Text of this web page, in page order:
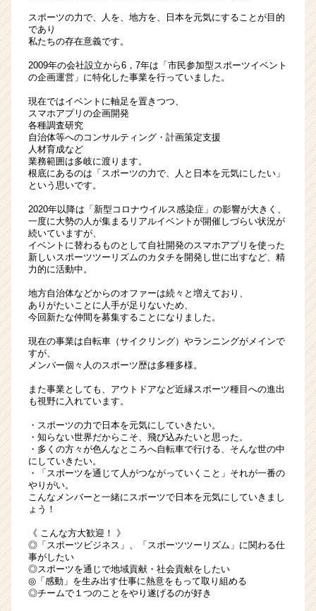
スポーツの力で、人を、地方を、日本を元気にすることが目的
であり
私たちの存在意義です。
2009年の会社設立から6，7年は「市民参加型スポーツイベント
の企画運営」に特化した事業を行っていました。
現在ではイベントに軸足を置きつつ、
スマホアプリの企画開発
各種調査研究
自治体等へのコンサルティング・計画策定支援
人材育成など
業務範囲は多岐に渡ります。
根底にあるのは「スポーツの力で、人と日本を元気にしたい」
という思いです。
2020年以降は「新型コロナウイルス感染症」の影響が大きく、
一度に大勢の人が集まるリアルイベントが開催しづらい状況が
続いていますが、
イベントに替わるものとして自社開発のスマホアプリを使った
新しいスポーツツーリズムのカタチを開発し世に出すなど、精
力的に活動中。
地方自治体などからのオファーは続々と増えており、
ありがたいことに人手が足りないため、
今回新たな仲間を募集することになりました。
現在の事業は自転車（サイクリング）やランニングがメインで
すが、
メンバー個々人のスポーツ歴は多種多様。
また事業としても、アウトドアなど近縁スポーツ種目への進出
も視野に入れています。
・スポーツの力で日本を元気にしていきたい。
・知らない世界だからこそ、飛び込みたいと思った。
・多くの方々が色んなところへ自転車で行ける、そんな世の中
にしていきたい。
・「スポーツを通じて人がつながっていくこと」それが一番の
やりがい。
こんなメンバーと一緒にスポーツで日本を元気にしていきまし
ょう！
《 こんな方大歓迎！ 》
◎「スポーツビジネス」、「スポーツツーリズム」に関わる仕
事がしたい
◎スポーツを通じで地域貢献・社会貢献をしたい
◎「感動」を生み出す仕事に熱意をもって取り組める
◎チームで１つのことをやり遂げるのが好き